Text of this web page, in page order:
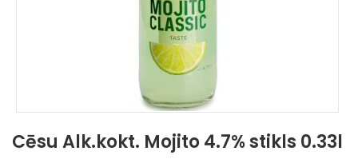
Cēsu Alk.kokt. Mojito 4.7% stikls 0.33l